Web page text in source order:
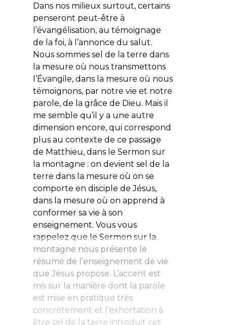
Dans nos milieux surtout, certains
penseront peut-être à
l’évangélisation, au témoignage
de la foi, à l’annonce du salut.
Nous sommes sel de la terre dans
la mesure où nous transmettons
l’Évangile, dans la mesure où nous
témoignons, par notre vie et notre
parole, de la grâce de Dieu. Mais il
me semble qu’il y a une autre
dimension encore, qui correspond
plus au contexte de ce passage
de Matthieu, dans le Sermon sur
la montagne : on devient sel de la
terre dans la mesure où on se
comporte en disciple de Jésus,
dans la mesure où on apprend à
conformer sa vie à son
enseignement. Vous vous
rappelez que le Sermon sur la
montagne nous présente le
résumé de l’enseignement de vie
que Jésus propose. L’accent est
mis sur la manière dont la parole
est mise en pratique très
concrètement et l’exhortation à
être sel de la terre introduit cet